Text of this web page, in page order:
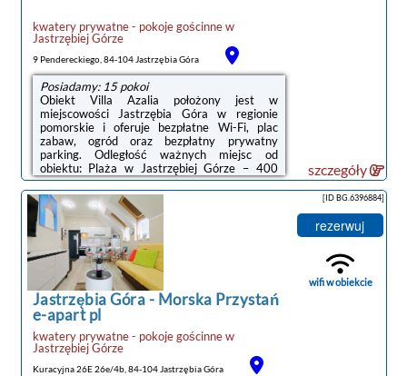
noclegi Jastrzębia Góra
kwatery prywatne - pokoje gościnnew
Jastrzębiej Górze
9 Pendereckiego, 84-104 Jastrzębia Góra
Posiadamy: 15 pokoi
Obiekt Villa Azalia położony jest w
miejscowości Jastrzębia Góra w regionie
pomorskie i oferuje bezpłatne Wi-Fi, plac
zabaw, ogród oraz bezpłatny prywatny
parking. Odległość ważnych miejsc od
obiektu: Plaża w Jastrzębiej Górze – 400
m.Wyposażenie obejmuje także lodówkę i
czajnik.Obiekt Villa Azalia oferuje wannę z
hydromasażem.Na terenie obiektu Villa
Azalia znajduje się taras i sprzęt do
grillowania.Odległość ważnych miejsc od
obiektu: Port Gdynia – 41 km, Stocznia
Gdynia – 44 km. Lotnisko Lotnisko Gdańsk-
Rębiechowo znajduje się 67 km od
obiektu.Doba hotelowa ...
szczegóły
Jastrzębia Góra- Morska Przystań
e-apart pl
kwatery prywatne - pokoje gościnnew
Jastrzębiej Górze
Kuracyjna 26E 26e/4b, 84-104 Jastrzębia Góra
[ID BG.6396884]
rezerwuj
wifi w obiekcie